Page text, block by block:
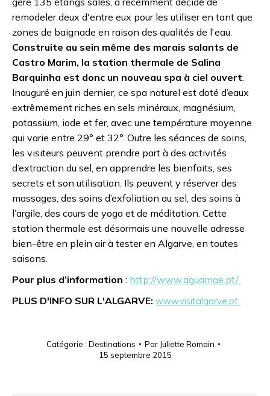
remodeler deux d'entre eux pour les utiliser en tant que
zones de baignade en raison des qualités de l'eau.
Construite au sein même des marais salants de
Castro Marim, la station thermale de Salina
Barquinha est donc un nouveau spa à ciel ouvert
Inauguré en juin dernier, ce spa naturel est doté d’eaux
extrêmement riches en sels minéraux, magnésium,
potassium, iode et fer, avec une température moyenne
qui varie entre 29° et 32°. Outre les séances de soins,
les visiteurs peuvent prendre part à des activités
d’extraction du sel, en apprendre les bienfaits, ses
secrets et son utilisation. Ils peuvent y réserver des
massages, des soins d’exfoliation au sel, des soins à
l’argile, des cours de yoga et de méditation. Cette
station thermale est désormais une nouvelle adresse
bien-être en plein air à tester en Algarve, en toutes
saisons.
Pour plus d’information : http://www.aguamae.pt/
PLUS D'INFO SUR L'ALGARVE: www.visitalgarve.pt
Catégorie : Destinations Par Juliette Romain
15 septembre 2015